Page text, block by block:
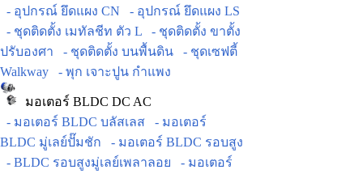
- อุปกรณ์ ยึดแผง CN
- อุปกรณ์ ยึดแผง LS
- ชุดติดตั้ง เมทัลชีท ตัว L
- ชุดติดตั้ง ขาตั้ง
ปรับองศา
- ชุดติดตั้ง บนพื้นดิน
- ชุดเซฟตี้
Walkway
- พุก เจาะปูน กำแพง
มอเตอร์ BLDC DC AC
- มอเตอร์ BLDC บลัสเลส
- มอเตอร์
BLDC มู่เลย์ปั๊มชัก
- มอเตอร์ BLDC รอบสูง
- BLDC รอบสูงมู่เลย์เพลาลอย
- มอเตอร์